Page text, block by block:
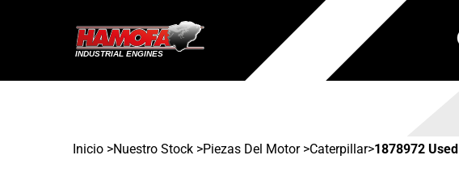
Inicio >Nuestro Stock >Piezas Del Motor >Caterpillar>1878972 Used